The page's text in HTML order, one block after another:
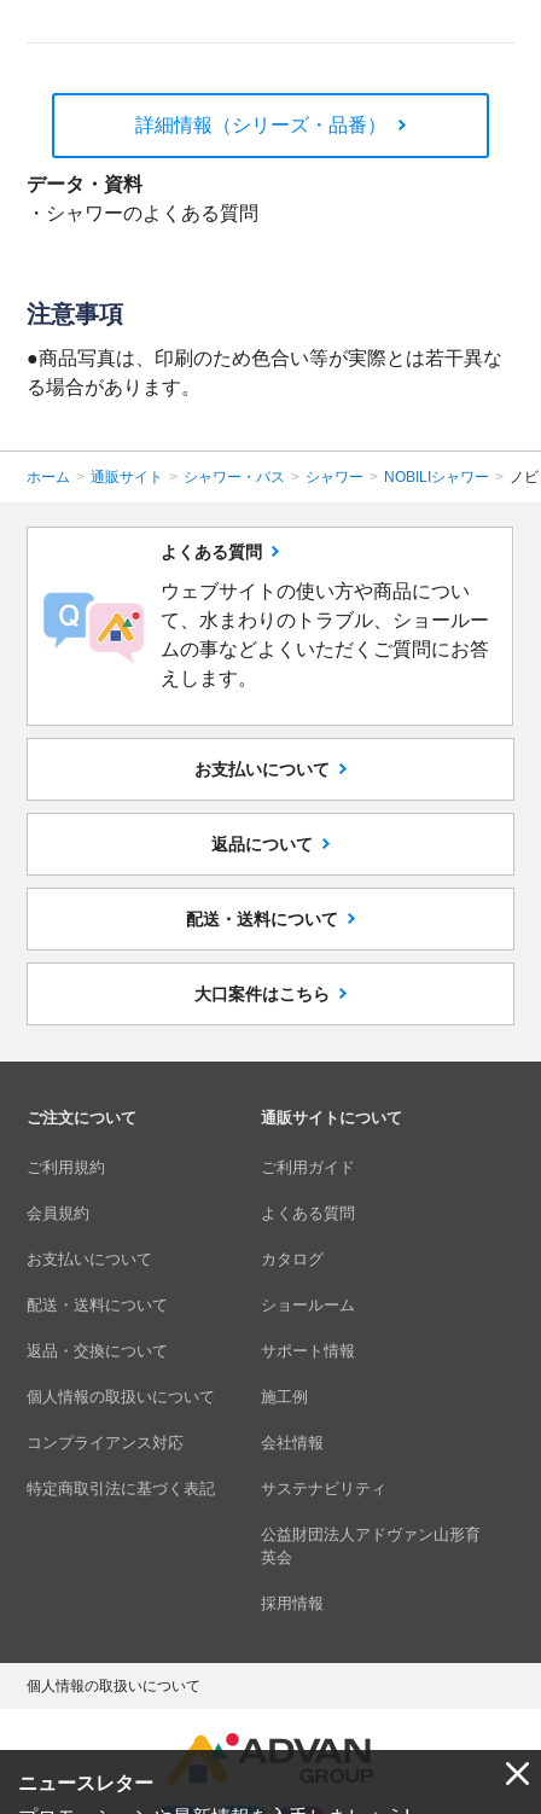
ニュースレター
詳細情報（シリーズ・品番）
データ・資料
・ シャワーのよくある質問
注意事項
●商品写真は、印刷のため色合い等が実際とは若干異な
る場合があります。
ホーム > 通販サイト > シャワー・バス > シャワー > NOBILIシャワー > ノ
よくある質問
ウェブサイトの使い方や商品につい
て、水まわりのトラブル、ショールー
ムの事などよくいただくご質問にお答
えします。
お支払いについて
返品について
配送・送料について
大口案件はこちら
ご注文について
ご利用規約
会員規約
お支払いについて
配送・送料について
返品・交換について
個人情報の取扱いについて
コンプライアンス対応
特定商取引法に基づく表記
通販サイトについて
ご利用ガイド
よくある質問
カタログ
ショールーム
サポート情報
施工例
会社情報
サステナビリティ
公益財団法人アドヴァン山形育
英会
採用情報
個人情報の取扱いについて